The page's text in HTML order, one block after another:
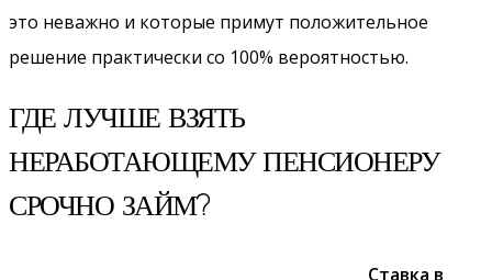
это неважно и которые примут положительное
решение практически со 100% вероятностью.
ГДЕ ЛУЧШЕ ВЗЯТЬ
НЕРАБОТАЮЩЕМУ ПЕНСИОНЕРУ
СРОЧНО ЗАЙМ?
Ставка в